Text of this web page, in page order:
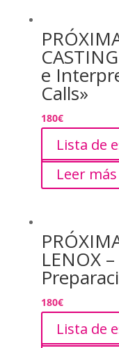
e
Calls»
180€
Lista de
Leer más
LENOX
180€
Lista de